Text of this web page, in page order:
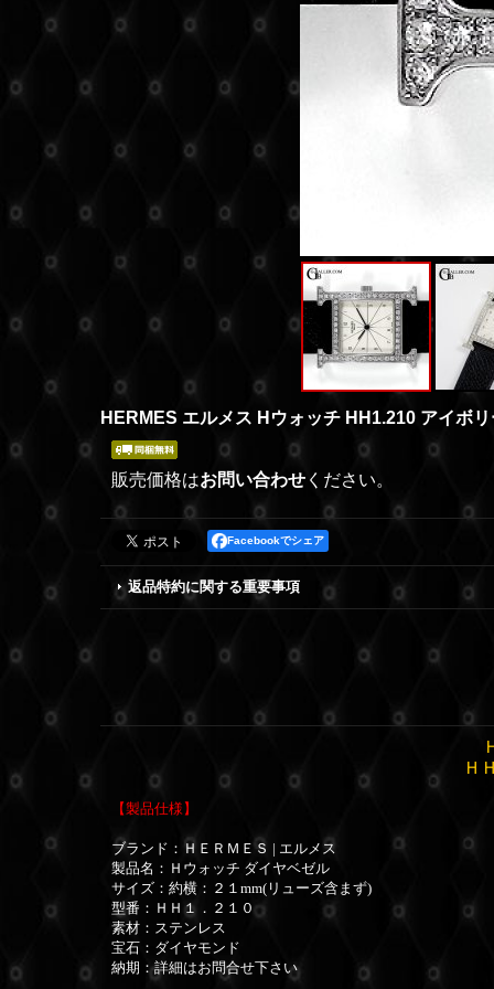
HERMES エルメス Hウォッチ HH1.210 アイボ
販売価格はお問い合わせ ください。
Facebookでシェア
返品特約に関する重要事項
Ｈ
【製品仕様】
ブランド：ＨＥＲＭＥＳ | エルメス
製品名：Ｈウォッチ ダイヤベゼル
サイズ： 約横：２１mm(リューズ含まず)
型番：ＨＨ１．２１０
素材：ステンレス
宝石：ダイヤモンド
納期：詳細はお問合せ下さい